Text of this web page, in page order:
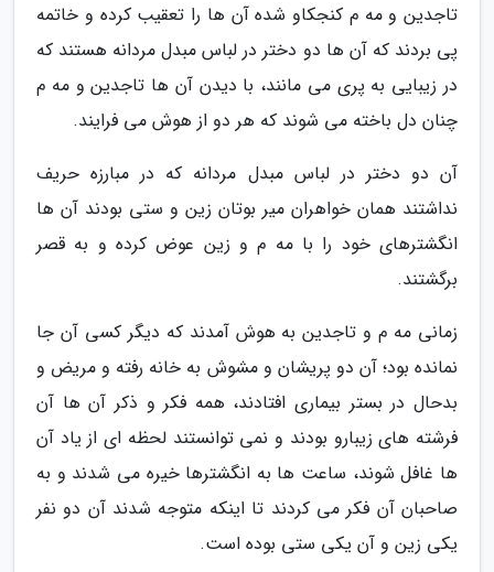
تاجدین و مه م کنجکاو شده آن ها را تعقیب کرده و خاتمه
پی بردند که آن ها دو دختر در لباس مبدل مردانه هستند که
در زیبایی به پری می مانند، با دیدن آن ها تاجدین و مه م
چنان دل باخته می شوند که هر دو از هوش می فرایند.
آن دو دختر در لباس مبدل مردانه که در مبارزه حریف
نداشتند همان خواهران میر بوتان زین و ستی بودند آن ها
انگشترهای خود را با مه م و زین عوض کرده و به قصر
برگشتند.
زمانی مه م و تاجدین به هوش آمدند که دیگر کسی آن جا
نمانده بود؛ آن دو پریشان و مشوش به خانه رفته و مریض و
بدحال در بستر بیماری افتادند، همه فکر و ذکر آن ها آن
فرشته های زیبارو بودند و نمی توانستند لحظه ای از یاد آن
ها غافل شوند، ساعت ها به انگشترها خیره می شدند و به
صاحبان آن فکر می کردند تا اینکه متوجه شدند آن دو نفر
یکی زین و آن یکی ستی بوده است.